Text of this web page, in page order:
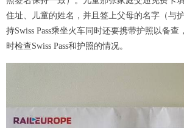
住址、儿童的姓名，并且签上父母的名字（与
持Swiss Pass乘坐火车同时还要携带护照以备查
时检查Swiss Pass和护照的情况。